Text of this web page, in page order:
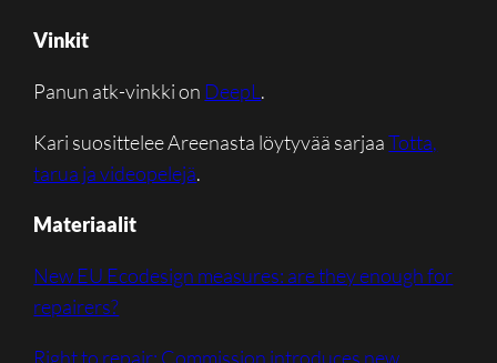
Vinkit
Panun atk-vinkki on DeepL .
Kari suosittelee Areenasta löytyvää sarjaaTotta,
tarua ja videopelejä.
Materiaalit
New EU Ecodesign measures: are they enough for
repairers?
Right to repair: Commission introduces new